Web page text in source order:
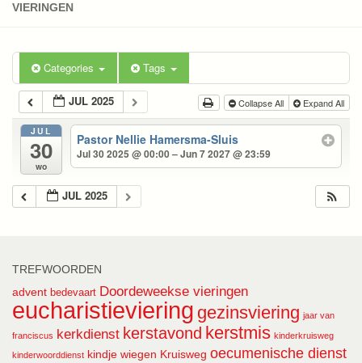
VIERINGEN
Categories Tags
JUL 2025 Collapse All Expand All
JUL
30
wo
Pastor Nellie Hamersma-Sluis
Jul 30 2025 @ 00:00 – Jun 7 2027 @ 23:59
JUL 2025
TREFWOORDEN
advent bedevaart Doordeweekse vieringen
eucharistieviering gezinsviering jaar van
franciscus kerkdienst kerstavond kerstmis kinderkruisweg
kinderwoorddienst kindje wiegen Kruisweg oecumenische dienst